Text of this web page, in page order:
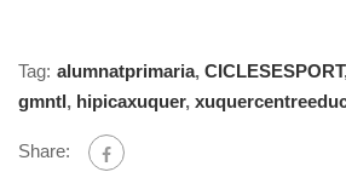
Tag: alumnatprimaria, CICLESESPORT
gmntl, hipicaxuquer,
Share: